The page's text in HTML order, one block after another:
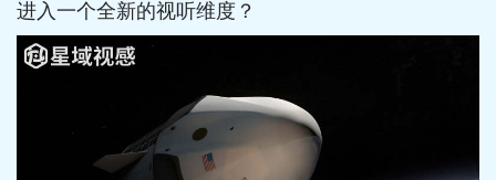
进入一个全新的视听维度？